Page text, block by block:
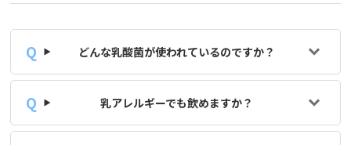
どんな乳酸菌が使われているのですか？
乳アレルギーでも飲めますか？